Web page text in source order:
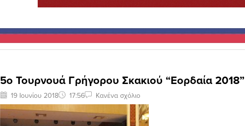
5ο Τουρνουά Γρήγορου Σκακιού “Εορδαία 2018”
19 Ιουνίου 2018 17:56 Κανένα σχόλιο